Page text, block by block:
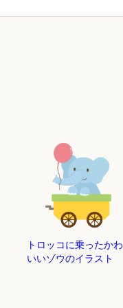
トロッコに乗ったかわ
いいゾウのイラスト